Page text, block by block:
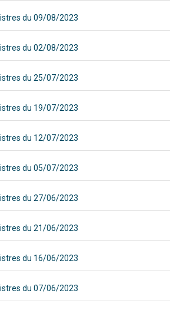
du 09/08/2023
du 02/08/2023
du 25/07/2023
du 19/07/2023
du 12/07/2023
du 05/07/2023
du 27/06/2023
du 21/06/2023
du 16/06/2023
du 07/06/2023